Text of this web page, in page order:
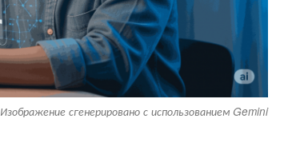
Изображение сгенерировано с использованием Gemini